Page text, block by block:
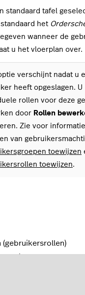
standaard tafel
het
wanneer de
u het vloerplan over.
verschijnt nadat u
heeft opgeslagen. U
rollen voor deze
door Rollen
Zie voor
van
toewijzen
toewijzen.